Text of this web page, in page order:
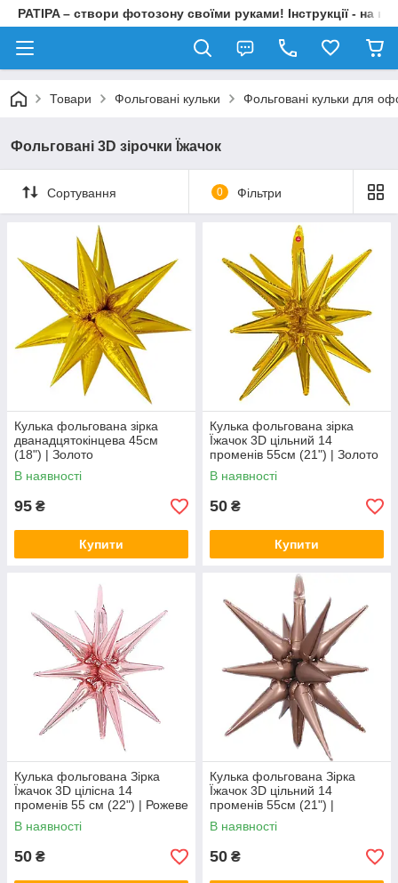
PATIPA – створи фотозону своїми руками! Інструкції - на
Товари Фольговані кульки Фольговані кульки для
Фольговані 3D зірочки Їжачок
Сортування 0 Фільтри
Кулька фольгована зірка
дванадцятокінцева 45см
(18") | Золото
В наявності
95 ₴
Купити
Кулька фольгована зірка
Їжачок 3D цільний 14
променів 55см (21") | Золото
В наявності
50 ₴
Купити
Кулька фольгована Зірка
Їжачок 3D цілісна 14
променів 55 см (22") | Рожеве
золото
В наявності
50 ₴
Кулька фольгована Зірка
Їжачок 3D цільний 14
променів 55см (21") |
Шоколад
В наявності
50 ₴